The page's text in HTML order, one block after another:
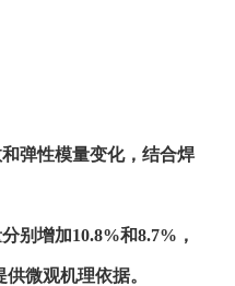
弹性模量变化，结合焊
别增加10.8%和8.7%，
微观机理依据。